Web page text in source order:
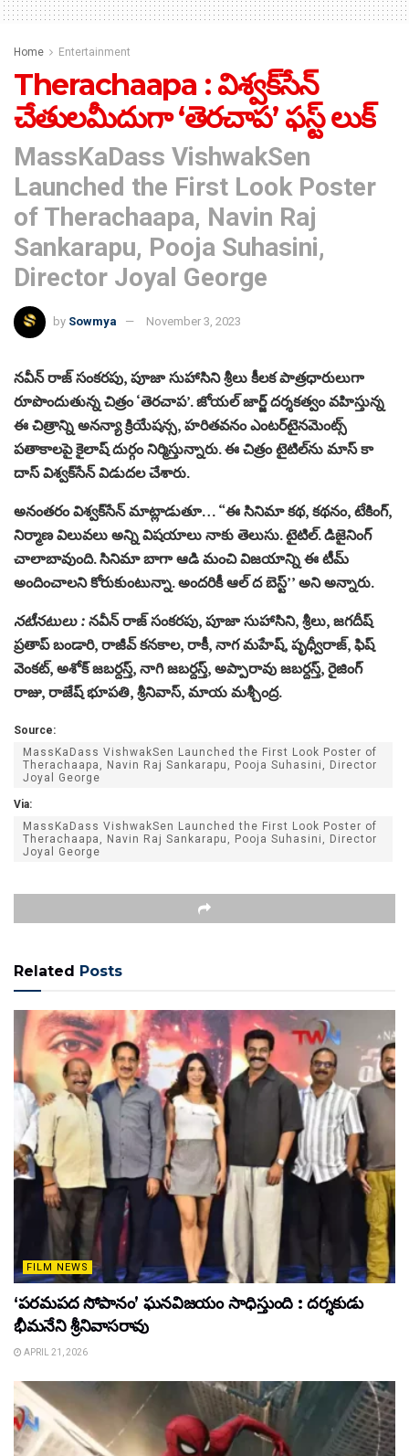
Home Entertainment
Therachaapa : విశ్వక్‌సేన్
చేతులమీదుగా ‘తెరచాప’ ఫస్ట్‌ లుక్‌
MassKaDass VishwakSen
Launched the First Look Poster
of Therachaapa, Navin Raj
Sankarapu, Pooja Suhasini,
Director Joyal George
by Sowmya November 3, 2023
నవీన్ రాజ్ సంకరపు, పూజా సుహాసిని శ్రీలు కీలక పాత్రధారులుగా
రూపొందుతున్న చిత్రం ‘తెరచాప’. జోయల్‌ జార్జ్‌ దర్శకత్వం వహిస్తున్న
ఈ చిత్రాన్ని అనన్యా క్రియేషన్స, హరితవనం ఎంటర్‌టైనమెంట్స్‌
పతాకాలపై కైలాష్‌ దుర్గం నిర్మిస్తున్నారు. ఈ చిత్రం టైటిల్‌ను మాస్‌ కా
దాస్‌ విశ్వక్‌సేన్ విడుదల చేశారు.
అనంతరం విశ్వక్‌సేన్ మాట్లాడుతూ… “ఈ సినిమా కథ, కథనం, టేకింగ్‌,
నిర్మాణ విలువలు అన్ని విషయాలు నాకు తెలుసు. టైటిల్‌. డిజైనింగ్‌
చాలాబావుంది. సినిమా బాగా ఆడి మంచి విజయాన్ని ఈ టీమ్‌
అందించాలని కోరుకుంటున్నా. అందరికీ ఆల్‌ ద బెస్ట్‌’’ అని అన్నారు.
నటీనటులు :నవీన్ రాజ్ సంకరపు, పూజా సుహాసిని, శ్రీలు, జగదీష్‌
ప్రతాప్‌ బండారి, రాజీవ్‌ కనకాల, రాకీ, నాగ మహేష్, పృధ్వీరాజ్‌, ఫిష్‌
వెంకట్‌, అశోక్‌ జబర్దస్త్‌, నాగి జబర్దస్త్‌, అప్పారావు జబర్దస్త్‌, రైజింగ్‌
రాజు, రాజేష్‌ భూపతి, శ్రీనివాస్‌, మాయ మశ్చీంద్ర.
Source:
MassKaDass VishwakSen Launched the First Look Poster of
Therachaapa, Navin Raj Sankarapu, Pooja Suhasini, Director
Joyal George
Via:
MassKaDass VishwakSen Launched the First Look Poster of
Therachaapa, Navin Raj Sankarapu, Pooja Suhasini, Director
Joyal George
Related Posts
FILM NEWS
‘పరమపద సోపానం’ ఘనవిజయం సాధిస్తుంది : దర్శకుడు
భీమనేని శ్రీనివాసరావు
APRIL 21, 2026